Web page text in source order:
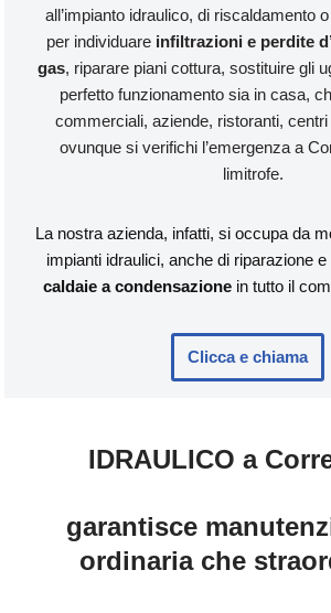
all’impianto idraulico, di riscaldamento
per individuare infiltrazioni e perdite
gas, riparare piani cottura, sostituire gli
perfetto funzionamento sia in casa,
commerciali, aziende, ristoranti,
ovunque si verifichi l’emergenza a
limitrofe.
La nostra azienda, infatti, si occupa da
impianti idraulici, anche di riparazione e
caldaie a condensazionein tutto il
Clicca e chiama
IDRAULICO a
garantisce
ordinaria che